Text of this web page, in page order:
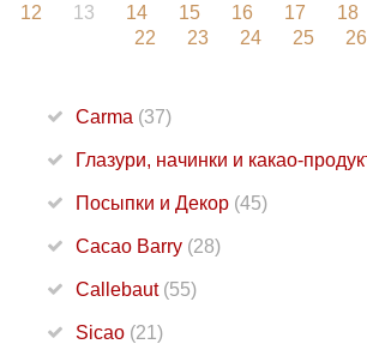
12
13 14 15 16 17 18
22
23 24 25 26
Carma (37)
Глазури, начинки и какао-
Посыпки и Декор (45)
Cacao Barry (28)
Callebaut (55)
Sicao (21)